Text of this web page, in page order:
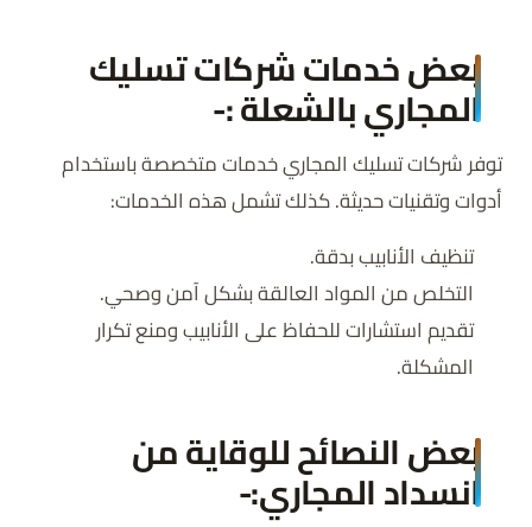
بعض خدمات شركات تسليك
المجاري بالشعلة :-
توفر شركات تسليك المجاري خدمات متخصصة باستخدام
أدوات وتقنيات حديثة. كذلك تشمل هذه الخدمات:
تنظيف الأنابيب بدقة.
التخلص من المواد العالقة بشكل آمن وصحي.
تقديم استشارات للحفاظ على الأنابيب ومنع تكرار
المشكلة.
بعض النصائح للوقاية من
انسداد المجاري:-